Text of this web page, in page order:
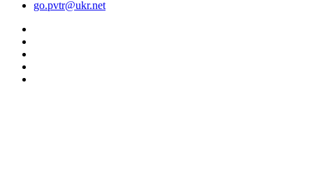
go.pvtr@ukr.net